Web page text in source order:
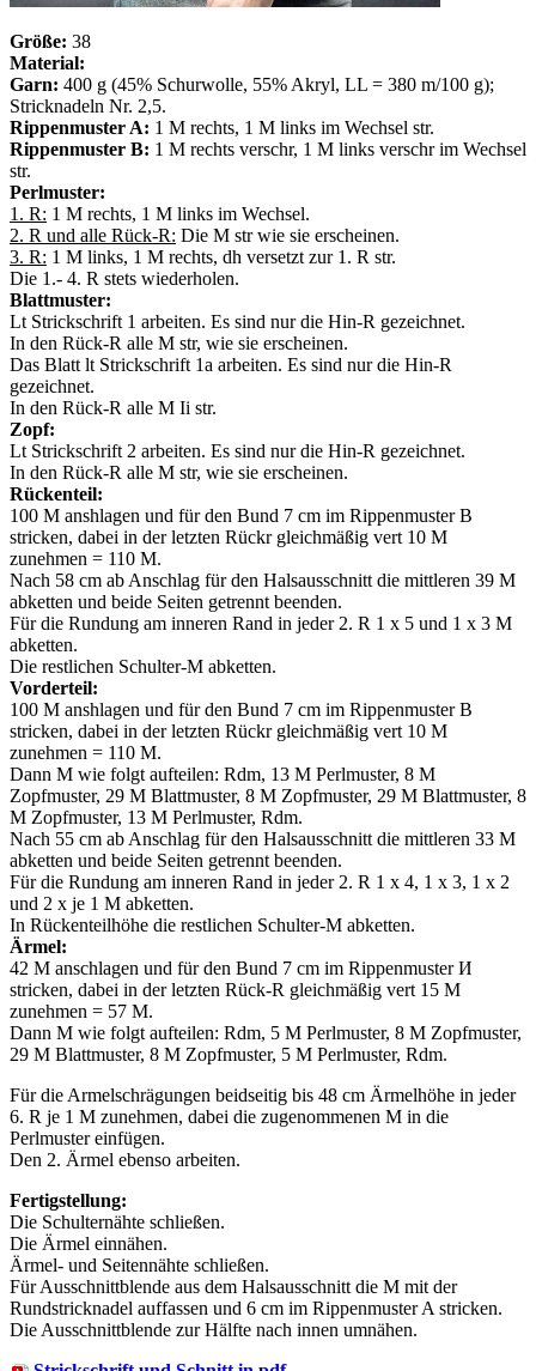
Größe: 38
Material:
Garn: 400 g (45% Schurwolle, 55% Akryl, LL = 380 m/100 g);
Stricknadeln Nr. 2,5.
Rippenmuster A: 1 M rechts, 1 M links im Wechsel str.
Rippenmuster B: 1 M rechts verschr, 1 M links verschr im Wechsel
str.
Perlmuster:
1. R: 1 M rechts, 1 M links im Wechsel.
2. R und alle Rück-R: Die M str wie sie erscheinen.
3. R: 1 M links, 1 M rechts, dh versetzt zur 1. R str.
Die 1.- 4. R stets wiederholen.
Blattmuster:
Lt Strickschrift 1 arbeiten. Es sind nur die Hin-R gezeichnet.
In den Rück-R alle M str, wie sie erscheinen.
Das Blatt lt Strickschrift 1a arbeiten. Es sind nur die Hin-R
gezeichnet.
In den Rück-R alle M Ii str.
Zopf:
Lt Strickschrift 2 arbeiten. Es sind nur die Hin-R gezeichnet.
In den Rück-R alle M str, wie sie erscheinen.
Rückenteil:
100 M anshlagen und für den Bund 7 cm im Rippenmuster B
stricken, dabei in der letzten Rückr gleichmäßig vert 10 M
zunehmen = 110 M.
Nach 58 cm ab Anschlag für den Halsausschnitt die mittleren 39 M
abketten und beide Seiten getrennt beenden.
Für die Rundung am inneren Rand in jeder 2. R 1 x 5 und 1 x 3 M
abketten.
Die restlichen Schulter-M abketten.
Vorderteil:
100 M anshlagen und für den Bund 7 cm im Rippenmuster B
stricken, dabei in der letzten Rückr gleichmäßig vert 10 M
zunehmen = 110 M.
Dann M wie folgt aufteilen: Rdm, 13 M Perlmuster, 8 M
Zopfmuster, 29 M Blattmuster, 8 M Zopfmuster, 29 M Blattmuster, 8
M Zopfmuster, 13 M Perlmuster, Rdm.
Nach 55 cm ab Anschlag für den Halsausschnitt die mittleren 33 M
abketten und beide Seiten getrennt beenden.
Für die Rundung am inneren Rand in jeder 2. R 1 x 4, 1 x 3, 1 x 2
und 2 x je 1 M abketten.
In Rückenteilhöhe die restlichen Schulter-M abketten.
Ärmel:
42 M anschlagen und für den Bund 7 cm im Rippenmuster И
stricken, dabei in der letzten Rück-R gleichmäßig vert 15 M
zunehmen = 57 M.
Dann M wie folgt aufteilen: Rdm, 5 M Perlmuster, 8 M Zopfmuster,
29 M Blattmuster, 8 M Zopfmuster, 5 M Perlmuster, Rdm.
Für die Armelschrägungen beidseitig bis 48 cm Ärmelhöhe in jeder
6. R je 1 M zunehmen, dabei die zugenommenen M in die
Perlmuster einfügen.
Den 2. Ärmel ebenso arbeiten.
Fertigstellung:
Die Schulternähte schließen.
Die Ärmel einnähen.
Ärmel- und Seitennähte schließen.
Für Ausschnittblende aus dem Halsausschnitt die M mit der
Rundstricknadel auffassen und 6 cm im Rippenmuster A stricken.
Die Ausschnittblende zur Hälfte nach innen umnähen.